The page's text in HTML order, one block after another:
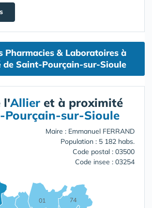
Pharmacies & Laboratoires à
de Saint-Pourçain-sur-Sioule
l'Allier et à proximité
Pourçain-sur-Sioule
Maire : Emmanuel FERRAND
Population : 5 182 habs.
Code postal : 03500
Code insee : 03254
01 74